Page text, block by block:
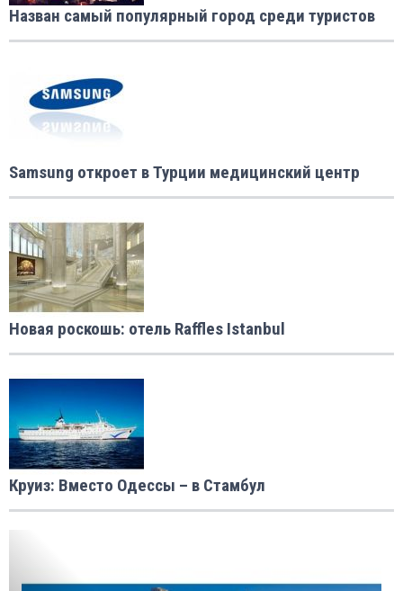
Назван самый популярный город среди туристов
Samsung откроет в Турции медицинский центр
Новая роскошь: отель Raffles Istanbul
Круиз: Вместо Одессы – в Стамбул